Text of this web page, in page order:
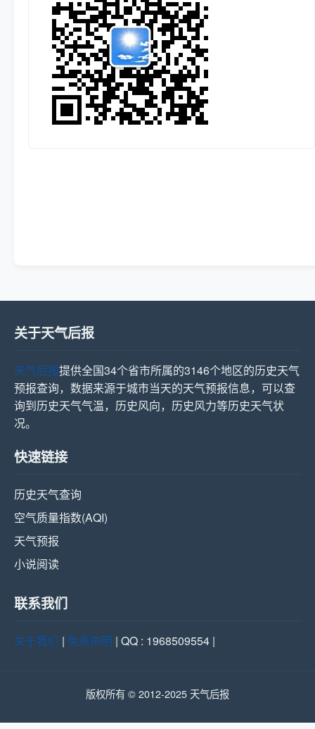
关于天气后报
天气后报提供全国34个省市所属的3146个地区的历史天气
预报查询，数据来源于城市当天的天气预报信息，可以查
询到历史天气气温，历史风向，历史风力等历史天气状
况。
快速链接
历史天气查询
空气质量指数(AQI)
天气预报
小说阅读
联系我们
关于我们 | 免责声明 | QQ : 1968509554 |
版权所有 © 2012-2025 天气后报